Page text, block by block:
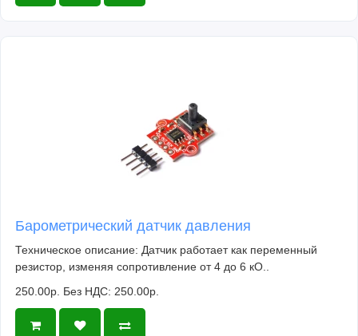
Барометрический датчик давления
Техническое описание: Датчик работает как переменный
резистор, изменяя сопротивление от 4 до 6 кО..
250.00р. Без НДС: 250.00р.